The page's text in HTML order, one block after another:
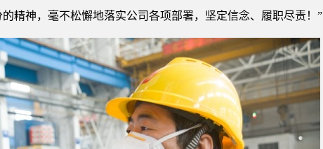
精神，毫不松懈地落实公司各项部署，坚定信念、履职尽责！”